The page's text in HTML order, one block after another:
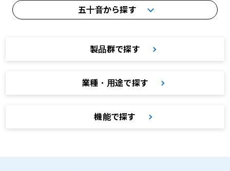
五十音から探す
製品群で探す
業種・用途で探す
機能で探す